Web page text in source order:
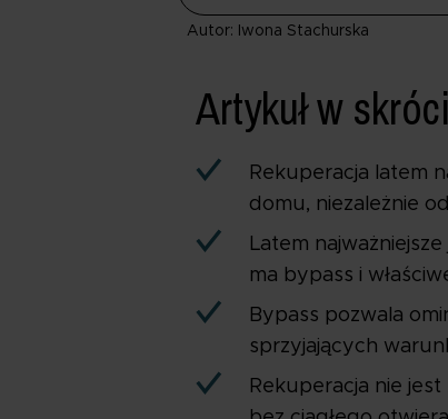
Autor: Iwona Stachurska
Artykuł w
Rekuperacja latem
domu, niezależnie
Latem
ma bypass i
Bypass pozwala
sprzyjających
Rekuperacja nie